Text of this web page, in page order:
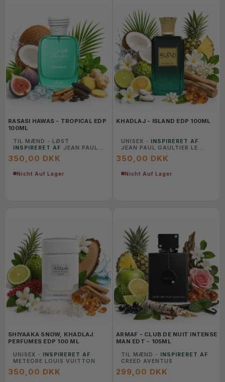
RASASI HAWAS - TROPICAL EDP
100ML
TIL MÆND - LØST
INSPIRERET AF JEAN PAUL
GAULTIER LE BEAU
PARADISE GARDEN
350,00 DKK
Nicht Auf Lager
KHADLAJ - ISLAND EDP 100ML
UNISEX - INSPIRERET AF
JEAN PAUL GAULTIER LE
BEAU
350,00 DKK
Nicht Auf Lager
SHIYAAKA SNOW, KHADLAJ
PERFUMES EDP 100 ML
UNISEX - INSPIRERET AF
METEORE LOUIS VUITTON
350,00 DKK
ARMAF - CLUB DE NUIT INTENSE
MAN EDT - 105ML
TIL MÆND - INSPIRERET AF
CREED AVENTUS
299,00 DKK